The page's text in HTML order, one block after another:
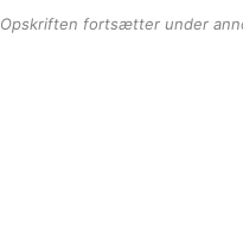
Opskriften fortsætter under